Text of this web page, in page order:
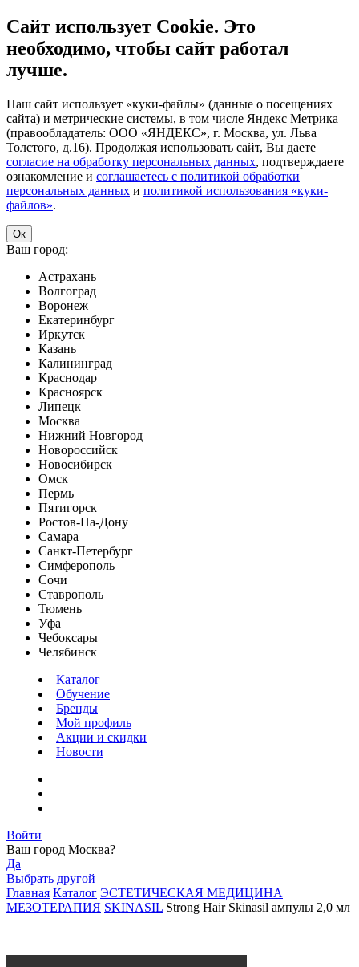
Сайт использует Cookie. Это
необходимо, чтобы сайт работал
лучше.
Наш сайт использует «куки-файлы» (данные о посещениях
сайта) и метрические системы, в том числе Яндекс Метрика
(правообладатель: ООО «ЯНДЕКС», г. Москва, ул. Льва
Толстого, д.16). Продолжая использовать сайт, Вы даете
согласие на обработку персональных данных, подтверждаете
ознакомление и соглашаетесь с политикой обработки
персональных данных и политикой использования «куки-
файлов».
Ок
Ваш город:
Астрахань
Волгоград
Воронеж
Екатеринбург
Иркутск
Казань
Калининград
Краснодар
Красноярск
Липецк
Москва
Нижний Новгород
Новороссийск
Новосибирск
Омск
Пермь
Пятигорск
Ростов-На-Дону
Самара
Санкт-Петербург
Симферополь
Сочи
Ставрополь
Тюмень
Уфа
Чебоксары
Челябинск
Каталог
Обучение
Бренды
Мой профиль
Акции и скидки
Новости
Войти
Ваш город Москва?
Да
Выбрать другой
Главная Каталог ЭСТЕТИЧЕСКАЯ МЕДИЦИНА
МЕЗОТЕРАПИЯ SKINASIL Strong Hair Skinasil ампулы 2,0 мл